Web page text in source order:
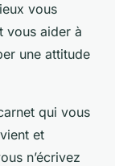
vous
vous aider à
une attitude
qui vous
et
n’écrivez